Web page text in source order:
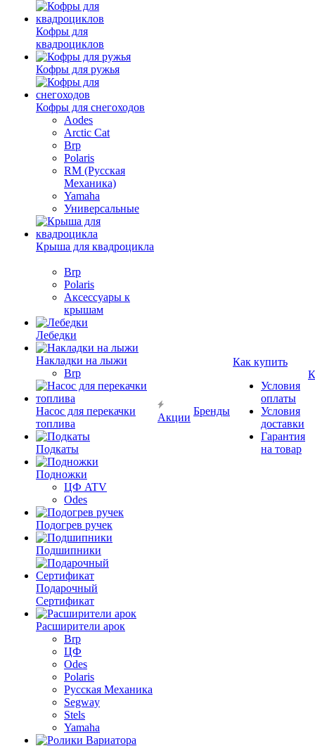
Кофры для
квадроциклов
Кофры для ружья
Кофры для снегоходов
Aodes
Arctic Cat
Brp
Polaris
RM (Русская
Механика)
Yamaha
Универсальные
Крыша для квадроцикла
Brp
Polaris
Аксессуары к
крышам
Лебедки
Накладки на лыжи
Brp
Насос для перекачки
топлива
Подкаты
Подножки
ЦФ ATV
Odes
Подогрев ручек
Подшипники
Подарочный
Сертификат
Расширители арок
Brp
ЦФ
Odes
Polaris
Русская Механика
Segway
Stels
Yamaha
Акции
Бренды
Как купить
Условия
оплаты
Условия
доставки
Гарантия
на товар